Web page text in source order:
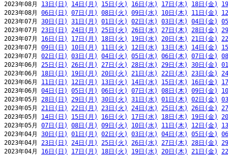
2023年08月 13日(日) 14日(月) 15日(火) 16日(水) 17日(木) 18日(金)
2023年08月 06日(日) 07日(月) 08日(火) 09日(水) 10日(木) 11日(金)
2023年07月 30日(日) 31日(月) 01日(火) 02日(水) 03日(木) 04日(金)
2023年07月 23日(日) 24日(月) 25日(火) 26日(水) 27日(木) 28日(金)
2023年07月 16日(日) 17日(月) 18日(火) 19日(水) 20日(木) 21日(金)
2023年07月 09日(日) 10日(月) 11日(火) 12日(水) 13日(木) 14日(金)
2023年07月 02日(日) 03日(月) 04日(火) 05日(水) 06日(木) 07日(金)
2023年06月 25日(日) 26日(月) 27日(火) 28日(水) 29日(木) 30日(金)
2023年06月 18日(日) 19日(月) 20日(火) 21日(水) 22日(木) 23日(金)
2023年06月 11日(日) 12日(月) 13日(火) 14日(水) 15日(木) 16日(金)
2023年06月 04日(日) 05日(月) 06日(火) 07日(水) 08日(木) 09日(金)
2023年05月 28日(日) 29日(月) 30日(火) 31日(水) 01日(木) 02日(金)
2023年05月 21日(日) 22日(月) 23日(火) 24日(水) 25日(木) 26日(金)
2023年05月 14日(日) 15日(月) 16日(火) 17日(水) 18日(木) 19日(金)
2023年05月 07日(日) 08日(月) 09日(火) 10日(水) 11日(木) 12日(金)
2023年04月 30日(日) 01日(月) 02日(火) 03日(水) 04日(木) 05日(金)
2023年04月 23日(日) 24日(月) 25日(火) 26日(水) 27日(木) 28日(金)
2023年04月 16日(日) 17日(月) 18日(火) 19日(水) 20日(木) 21日(金)